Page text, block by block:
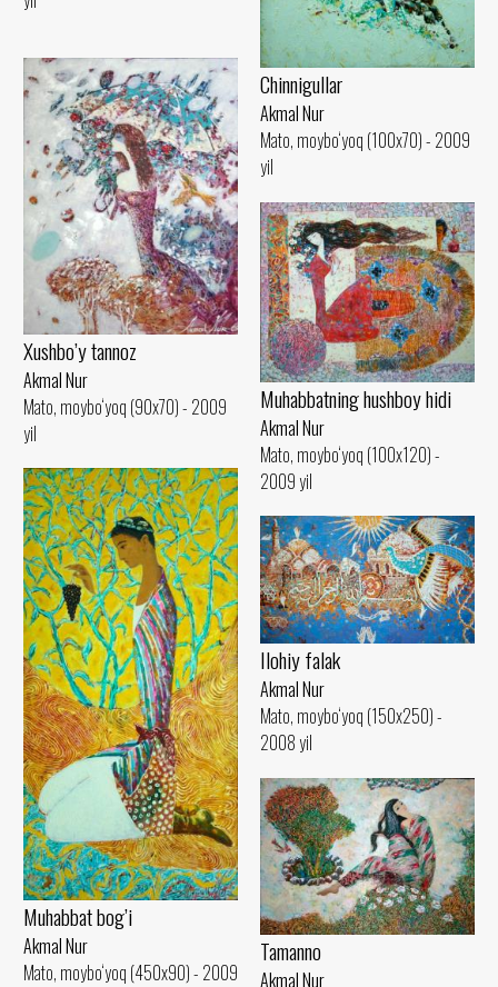
Chinnigullar
Akmal Nur
Mato, moybo‘yoq (100x70) - 2009
yil
Xushbo’y tannoz
Akmal Nur
Mato, moybo‘yoq (90x70) - 2009
yil
Muhabbatning hushboy hidi
Akmal Nur
Mato, moybo‘yoq (100x120) -
2009 yil
Muhabbat bog’i
Akmal Nur
Mato, moybo‘yoq (450x90) - 2009
Ilohiy falak
Akmal Nur
Mato, moybo‘yoq (150x250) -
2008 yil
Tamanno
Akmal Nur